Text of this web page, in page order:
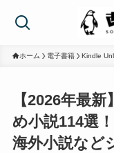
ホーム 電子書籍 Kindle
【2026年最
め小説114選
海外小説など